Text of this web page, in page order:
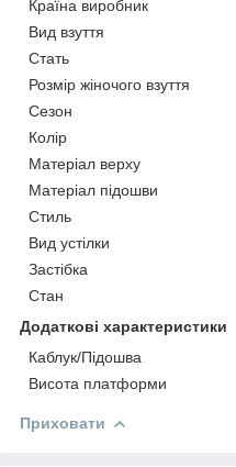
Країна виробник
Вид взуття
Стать
Розмір жіночого взуття
Сезон
Колір
Матеріал верху
Матеріал підошви
Стиль
Вид устілки
Застібка
Стан
Додаткові характеристики
Каблук/Підошва
Висота платформи
Приховати